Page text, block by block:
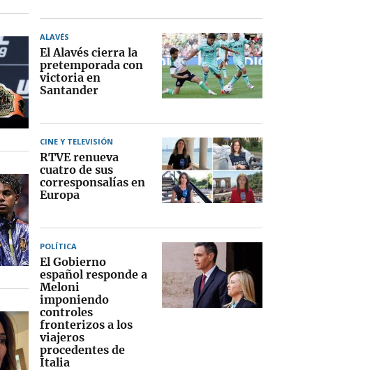
ALAVÉS
El Alavés cierra la
pretemporada con
victoria en
Santander
CINE Y TELEVISIÓN
RTVE renueva
cuatro de sus
corresponsalías en
Europa
POLÍTICA
El Gobierno
español responde a
Meloni
imponiendo
controles
fronterizos a los
viajeros
procedentes de
Italia